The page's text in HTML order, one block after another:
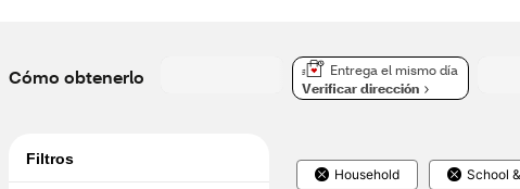
Cómo obtenerlo
Entrega el mismo día
Verificar dirección
Filtros
Household School